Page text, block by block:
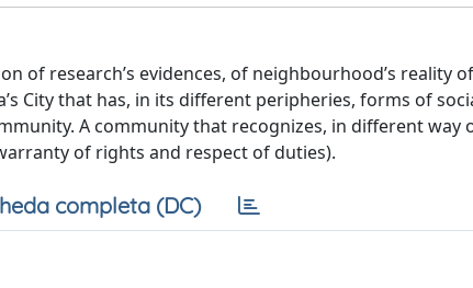
research’s evidences, of neighbourhood’s reality of
City that has, in its different peripheries, forms of
A community that recognizes, in different way
of rights and respect of duties).
completa (DC)